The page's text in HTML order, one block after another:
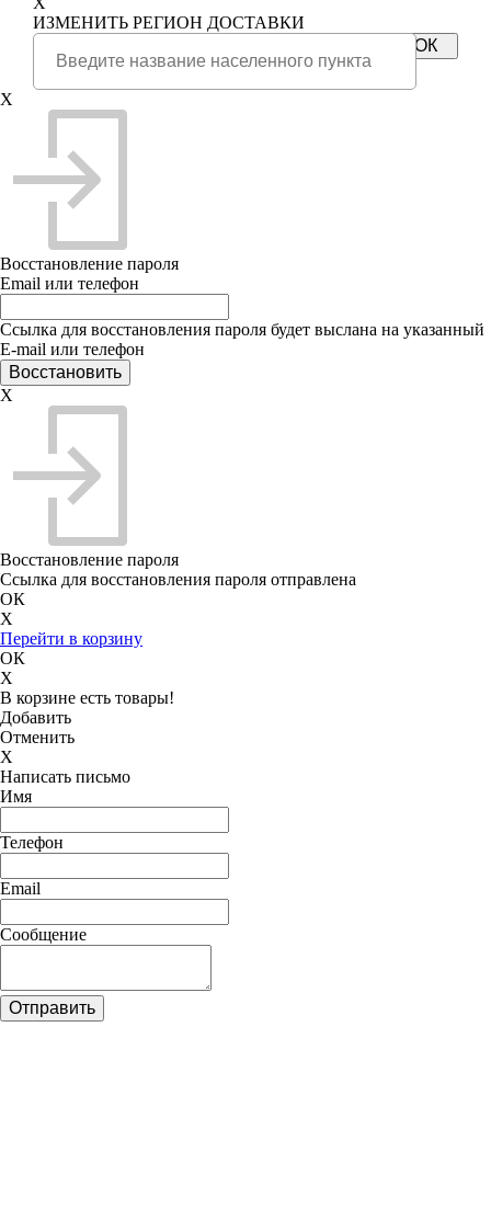
ИЗМЕНИТЬ РЕГИОН ДОСТАВКИ
X
Восстановление пароля
Email или телефон
Ссылка для восстановления пароля будет выслана на указанный
E-mail или телефон
X
Восстановление пароля
Ссылка для восстановления пароля отправлена
ОК
X
Перейти в корзину
ОК
X
В корзине есть товары!
Добавить
Отменить
X
Написать письмо
Имя
Телефон
Email
Сообщение